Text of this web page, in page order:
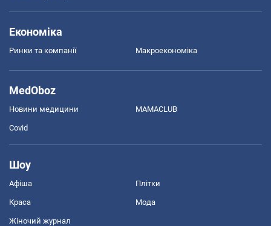
Економіка
Ринки та компанії Макроекономіка
MedOboz
Новини медицини MAMACLUB
Covid
Шоу
Афіша Плітки
Краса Мода
Жіночий журнал